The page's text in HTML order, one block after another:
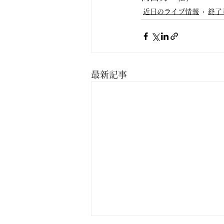
近日のライブ情報 終了
最新記事